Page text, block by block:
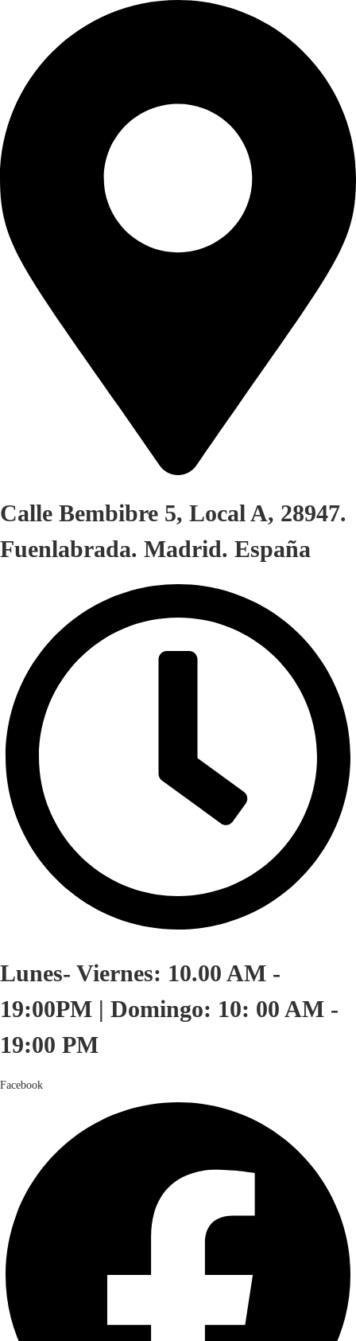
Calle Bembibre 5, Local A, 28947.
Fuenlabrada. Madrid. España
Lunes- Viernes: 10.00 AM -
19:00PM | Domingo: 10: 00 AM -
19:00 PM
Facebook